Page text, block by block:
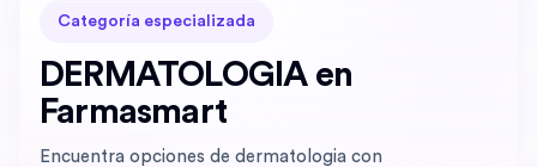
Categoría especializada
DERMATOLOGIA en
Farmasmart
Encuentra opciones de dermatologia con